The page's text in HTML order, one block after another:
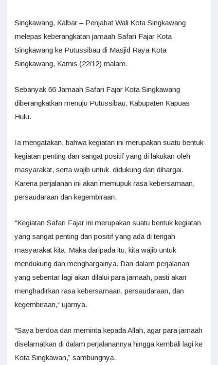
Singkawang, Kalbar – Penjabat Wali Kota Singkawang
melepas keberangkatan jamaah Safari Fajar Kota
Singkawang ke Putussibau di Masjid Raya Kota
Singkawang, Kamis (22/12) malam.
Sebanyak 66 Jamaah Safari Fajar Kota Singkawang
diberangkatkan menuju Putussibau, Kabupaten Kapuas
Hulu.
Ia mengatakan, bahwa kegiatan ini merupakan suatu bentuk
kegiatan penting dan sangat positif yang di lakukan oleh
masyarakat, serta wajib untuk didukung dan dihargai.
Karena perjalanan ini akan memupuk rasa kebersamaan,
persaudaraan dan kegembiraan.
“Kegiatan Safari Fajar ini merupakan suatu bentuk kegiatan
yang sangat penting dan positif yang ada di tengah
masyarakat kita. Maka daripada itu, kita wajib untuk
mendukung dan menghargainya. Dan dalam perjalanan
yang sebentar lagi akan dilalui para jamaah, pasti akan
menghadirkan rasa kebersamaan, persaudaraan, dan
kegembiraan,“ ujarnya.
“Saya berdoa dan meminta kepada Allah, agar para jamaah
diselamatkan di dalam perjalanannya hingga kembali lagi ke
Kota Singkawan,” sambungnya.